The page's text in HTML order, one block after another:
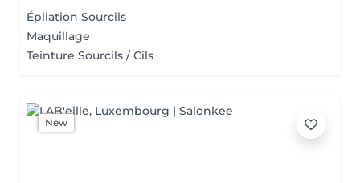
Épilation Sourcils
Maquillage
Teinture Sourcils / Cils
New